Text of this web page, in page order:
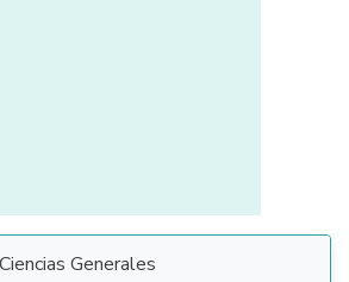
Ciencias Generales